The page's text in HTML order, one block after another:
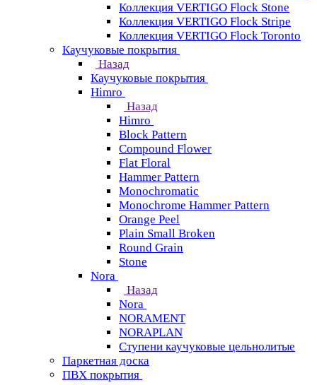
Коллекция VERTIGO Flock Stone
Коллекция VERTIGO Flock Stripe
Коллекция VERTIGO Flock Toronto
Каучуковые покрытия
Назад
Каучуковые покрытия
Himro
Назад
Himro
Block Pattern
Compound Flower
Flat Floral
Hammer Pattern
Monochromatic
Monochrome Hammer Pattern
Orange Peel
Plain Small Broken
Round Grain
Stone
Nora
Назад
Nora
NORAMENT
NORAPLAN
Ступени каучуковые цельнолитые
Паркетная доска
ПВХ покрытия